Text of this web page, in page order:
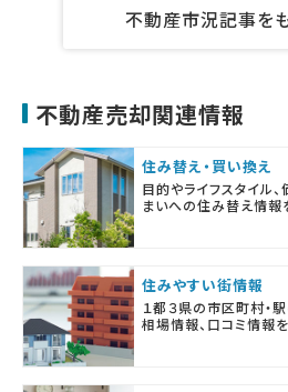
不動産市況記事を
不動産売却関連情報
住み替え・買い換え
目的やライフスタイル
まいへの住み替え情報
住みやすい街情報
１都３県の市区町村・
相場情報、口コミ情報を